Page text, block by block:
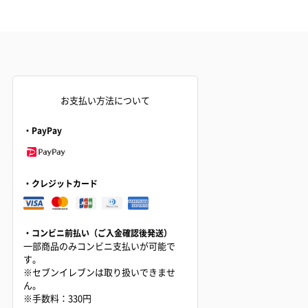
お支払い方法について
・PayPay
・クレジットカード
・コンビニ前払い（ご入金確認後発送）
一部商品のみコンビニ支払いが可能で
す。
※セブンイレブンは取り扱いできませ
ん。
※手数料：330円